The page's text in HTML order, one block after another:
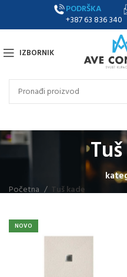
PODRŠKA
+387 63 836 340
IZBORNIK
Početna Tuš kade
NOVO